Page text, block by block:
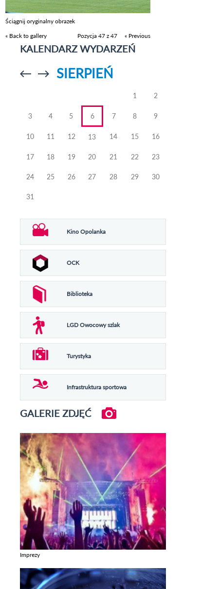
Ściągnij oryginalny obrazek
« Back to gallery
Pozycja 47 z 47 « Previous
KALENDARZ WYDARZEŃ
Przejdź doPrzejdź do
SIERPIEŃ
1 2
3 4 5 6 7 8 9
10 11 12 13 14 15 16
17 18 19 20 21 22 23
24 25 26 27 28 29 30
31
Kino Opolanka
OCK
Biblioteka
LGD Owocowy szlak
Turystyka
Infrastruktura sportowa
GALERIE ZDJĘĆ
Imprezy